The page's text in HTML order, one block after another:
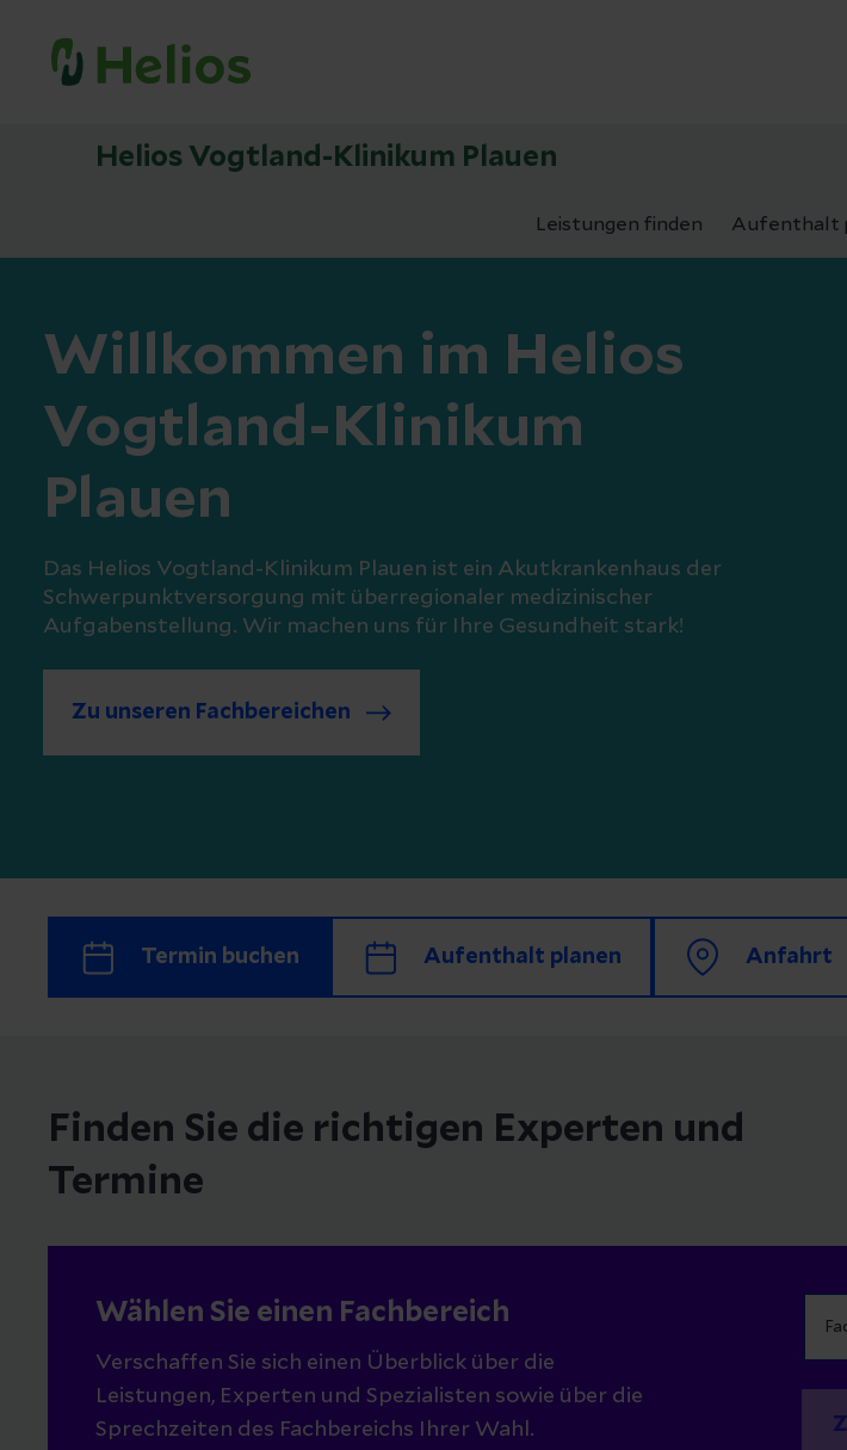
Helios Vogtland-Klinikum Plauen
Leistungen finden Aufenthalt
Willkommen im Helios
Vogtland-Klinikum
Plauen
Das Helios Vogtland-Klinikum Plauen ist ein Akutkrankenhaus der
Schwerpunktversorgung mit überregionaler medizinischer
Aufgabenstellung. Wir machen uns für Ihre Gesundheit stark!
Zu unseren Fachbereichen
Termin buchen Aufenthalt planen Anfahrt
Finden Sie die richtigen Experten und
Termine
Wählen Sie einen Fachbereich
Verschaffen Sie sich einen Überblick über die
Leistungen, Experten und Spezialisten sowie über die
Sprechzeiten des Fachbereichs Ihrer Wahl.